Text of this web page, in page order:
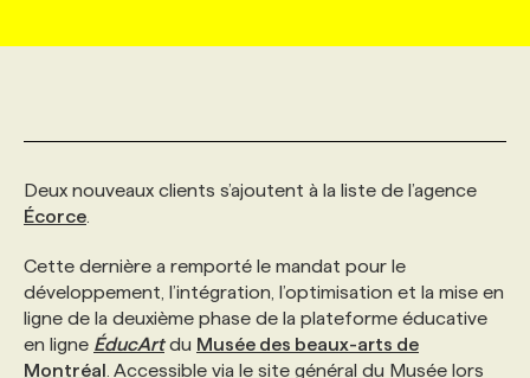
AFFAIRES DE L'INDUSTRIE
PRIX ET DISTINCTIONS
TENDANCES
WEB & MÉDIAS SOCIAUX
GEO/SEO
ÉVÉNEMENTIEL
INFOLETTRE PUBLICITÉ
ANNONCEZ AVEC NOUS
CONSULTER LA CVTHÈQUE
FAQ
ANNONCEZ AVEC NOUS
VOIR LES OFFRES
FAQ
ANNONCEZ AVEC NOUS
NOS FORMATIONS EN LIGNE
NOS PARCOURS DE FORMATIONS
FORMATIONS PERSONNALISÉES
NOS FORMATEUR‧RICES
CHASSE DE TÊTE
SERVICE DE CHASSE DE TÊTE
NOS TARIFS
NOS EXPERTISES
Deux nouveaux clients s’ajoutent à la liste de l’agence
Écorce
Cette dernière a remporté le mandat pour le
développement, l’intégration, l’optimisation et la mise en
ligne de la deuxième phase de la plateforme éducative
en ligne ÉducArtdu Musée des beaux-arts de
Montréal . Accessible via le site général du Musée lors